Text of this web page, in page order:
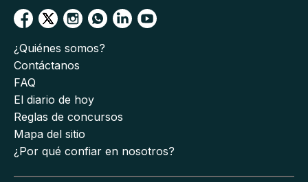
¿Quiénes somos?
Contáctanos
FAQ
El diario de hoy
Reglas de concursos
Mapa del sitio
¿Por qué confiar en nosotros?